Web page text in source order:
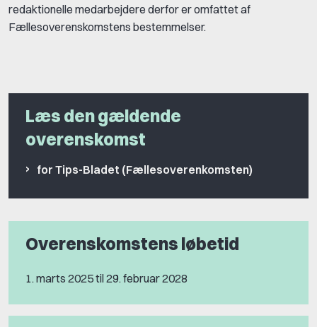
redaktionelle medarbejdere derfor er omfattet af
Fællesoverenskomstens bestemmelser.
Læs den gældende
overenskomst
for Tips-Bladet (Fællesoverenkomsten)
Overenskomstens løbetid
1. marts 2025 til 29. februar 2028